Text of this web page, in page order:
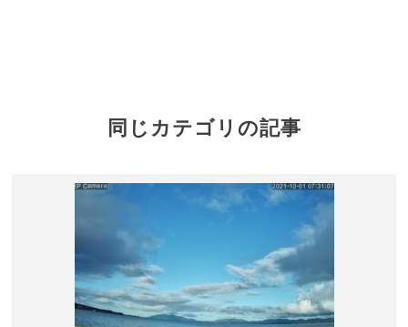
同じカテゴリの記事